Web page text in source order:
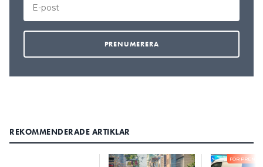
REKOMMENDERADE ARTIKLAR
FÖR